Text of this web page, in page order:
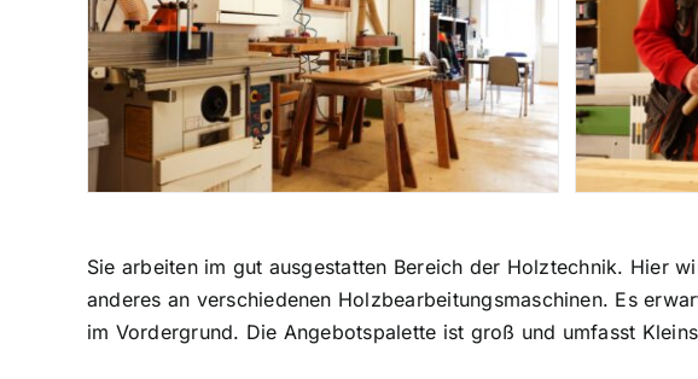
Sie arbeiten im gut ausgestatten Bereich der Holztechnik. Hier
anderes an verschiedenen Holzbearbeitungsmaschinen. Es
im Vordergrund. Die Angebotspalette ist groß und umfasst